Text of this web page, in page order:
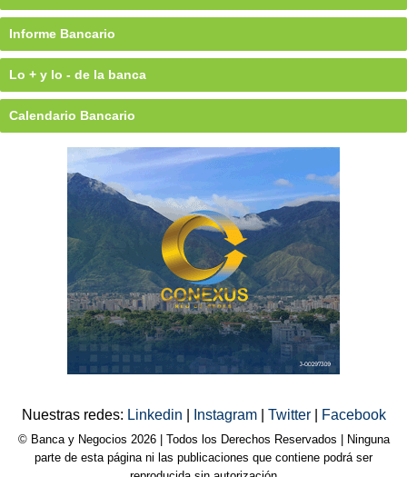
Informe Bancario
Lo + y lo - de la banca
Calendario Bancario
Nuestras redes: Linkedin Instagram Twitter Facebook
© Banca y Negocios 2026 | Todos los Derechos Reservados | Ninguna
parte de esta página ni las publicaciones que contiene podrá ser